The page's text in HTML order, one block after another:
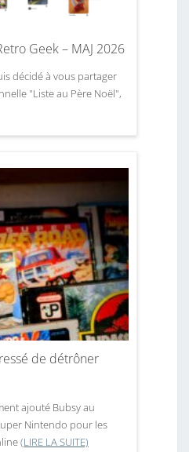
Geek – MAJ 2026
décidé à vous partager
"Liste au Père Noël",
de détrôner
ajouté Bubsy au
Nintendo pour les
(LIRE LA SUITE)